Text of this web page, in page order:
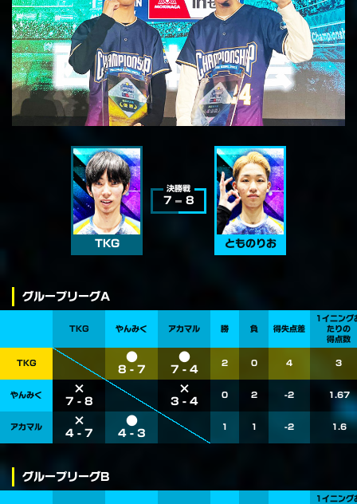
TKG
決勝戦
7 8
とものりお
グループリーグA
TKG やんみく アカマル 勝 負 得失点差
1イニング
たりの
得点数
TKG ●
8 - 7
●
7 - 4
2 0 4 3
やんみく ×
7 - 8
×
3 - 4
0 2 -2 1.67
アカマル ×
4 - 7
●
4 - 3
1 1 -2 1.6
グループリーグB
1イニング